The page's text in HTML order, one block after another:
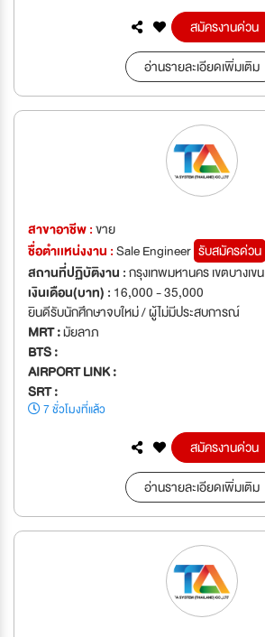
สมัครงานด่วน
อ่านรายละเอียดเพิ่มเติม
สาขาอาชีพ :ขาย
ชื่อตำเเหน่งงาน :Sale Engineer รับสมัครด่วน
สถานที่ปฏิบัติงาน :กรุงเทพมหานคร เขตบางเขน
เงินเดือน(บาท) : 16,000 - 35,000
ยินดีรับนักศึกษาจบใหม่ / ผู้ไม่มีประสบการณ์
MRT :มัยลาภ
BTS :
AIRPORT LINK :
SRT :
7 ชั่วโมงที่แล้ว
สมัครงานด่วน
อ่านรายละเอียดเพิ่มเติม